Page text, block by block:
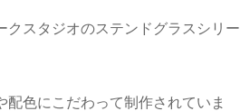
スタジオのステンドグラスシリー
色にこだわって制作されていま